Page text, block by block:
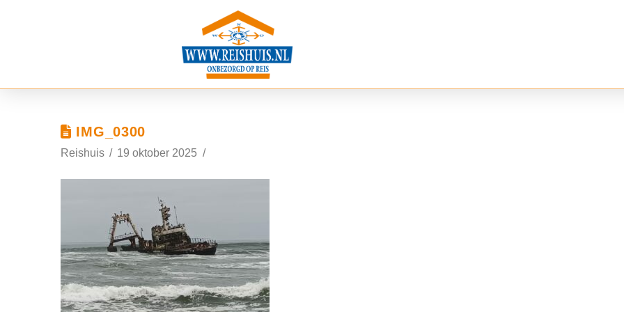
IMG_0300
Reishuis 19 oktober 2025